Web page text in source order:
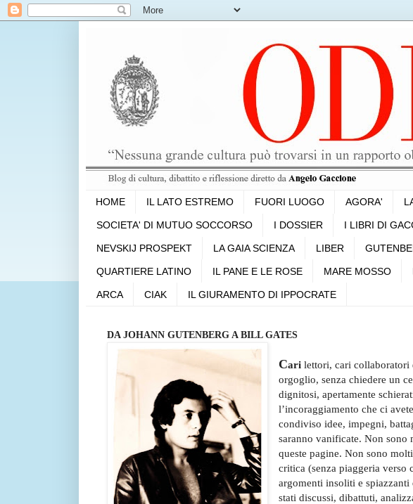
HOME IL LATO ESTREMO FUORI LUOGO AGORA'
SOCIETA' DI MUTUO SOCCORSO I DOSSIER I LIBRI DI
NEVSKIJ PROSPEKT LA GAIA SCIENZA LIBER
QUARTIERE LATINO IL PANE E LE ROSE MARE MOSSO
ARCA CIAK IL GIURAMENTO DI IPPOCRATE
DA JOHANN GUTENBERG A BILL GATES
Cari lettori, cari collaboratori
orgoglio, senza chiedere un
dignitosi, apertamente
l’incoraggiamento che ci
condiviso idee, impegni,
saranno vanificate. Non sono
queste pagine. Non sono
critica (senza piaggeria verso
argomenti insoliti e
stati discussi, dibattuti,